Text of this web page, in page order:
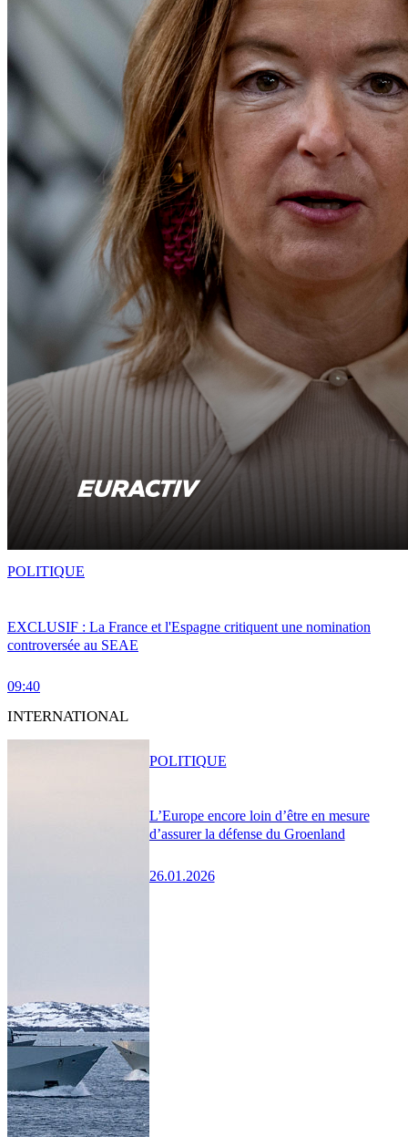
EXCLUSIF : La France et l'Espagne critiquent une nomination
controversée au SEAE
09:40
POLITIQUE
INTERNATIONAL
L’Europe encore loin d’être en mesure
d’assurer la défense du Groenland
26.01.2026
POLITIQUE